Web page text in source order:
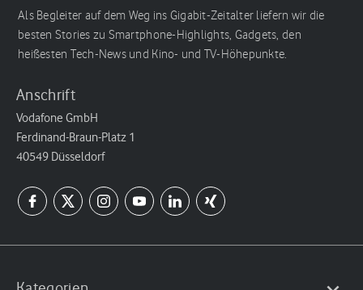
Als Begleiter auf dem Weg ins Gigabit-Zeitalter liefern wir die
besten Stories zu Smartphone-Highlights, Gadgets, den
heißesten Tech-News und Kino- und TV-Höhepunkte.
Anschrift
Vodafone GmbH
Ferdinand-Braun-Platz 1
40549 Düsseldorf